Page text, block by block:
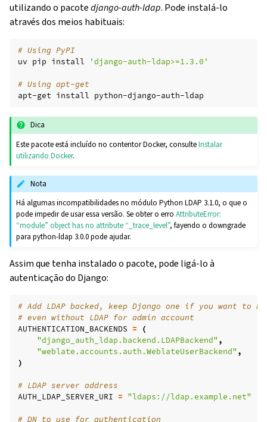
utilizando o pacotedjango-auth-ldap. Pode instalá-lo
através dos meios habituais:
# Using PyPI
uv pip install 'django-auth-ldap>=1.3.0'
# Using apt-get
apt-get install
Dica
Este pacote está incluído no contentor Docker, consulteInstalar
utilizando Docker.
Nota
Há algumas incompatibilidades no módulo Python LDAP 3.1.0, o que o
pode impedir de usar essa versão. Se obter o erroAttributeError:
“module” object has no attribute “_trace_level”, fayendo o downgrade
para python-ldap 3.0.0 pode ajudar.
Assim que tenha instalado o pacote, pode ligá-lo à
autenticação do Django:
# Add LDAP backed, keep Django one if you want to
# even without LDAP for admin account
AUTHENTICATION_BACKENDS =
(
"django_auth_ldap.backend.LDAPBackend",
"weblate.accounts.auth.WeblateUserBackend",
)
# LDAP server address
AUTH_LDAP_SERVER_URI = "ldaps://ldap.example.net"
# DN to use for authentication